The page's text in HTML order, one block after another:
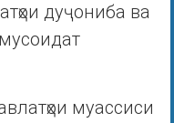
дуҷониба ва
муассиси